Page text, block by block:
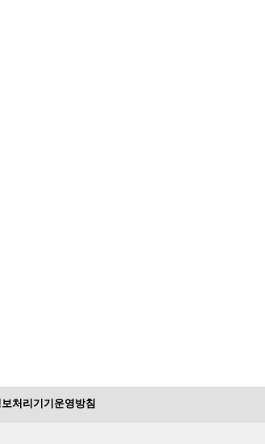
처리기기운영방침